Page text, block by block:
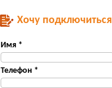
Хочу подключиться
Имя *
Телефон *